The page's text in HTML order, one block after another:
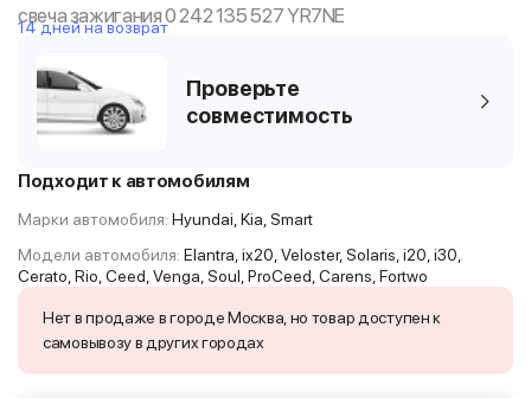
свеча зажигания 0 242 135 527 YR7NE
14 дней на возврат
Проверьте
совместимость
Подходит к автомобилям
Марки автомобиля: Hyundai, Kia, Smart
Модели автомобиля: Elantra, ix20, Veloster, Solaris, i20, i30,
Cerato, Rio, Ceed, Venga, Soul, ProCeed, Carens, Fortwo
Нет в продаже в городе Москва, но товар доступен к
самовывозу в других городах